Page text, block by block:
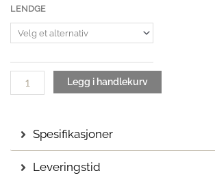
LENDGE
Pall
sofabord
antall
Legg i handlekurv
Spesifikasjoner
Leveringstid